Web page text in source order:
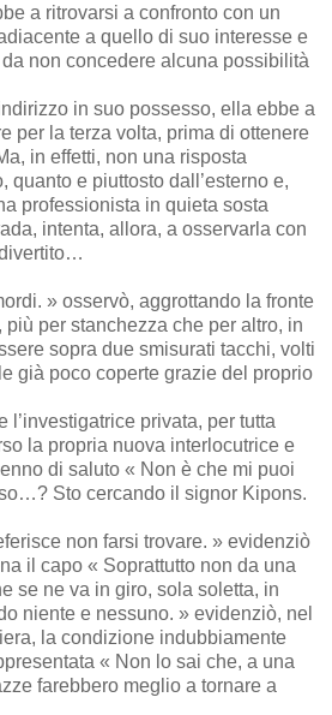
a ritrovarsi a confronto con un
a quello di suo interesse e
non concedere alcuna possibilità
in suo possesso, ella ebbe a
per la terza volta, prima di ottenere
in effetti, non una risposta
quanto e piuttosto dall’esterno e,
professionista in quieta sosta
intenta, allora, a osservarla con
» osservò, aggrottando la fronte
per stanchezza che per altro, in
sopra due smisurati tacchi, volti
già poco coperte grazie del proprio
privata, per tutta
la propria nuova interlocutrice e
di saluto « Non è che mi puoi
Sto cercando il signor Kipons.
non farsi trovare. » evidenziò
il capo « Soprattutto non da una
se ne va in giro, sola soletta, in
niente e nessuno. » evidenziò, nel
la condizione indubbiamente
« Non lo sai che, a una
farebbero meglio a tornare a